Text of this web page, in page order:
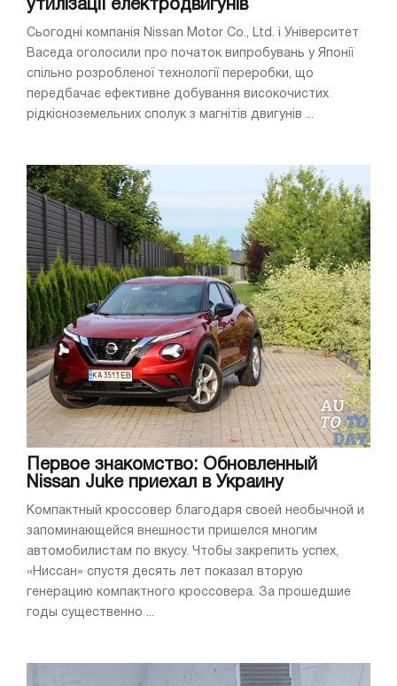
утилізації електродвигунів
Сьогодні компанія Nissan Motor Co., Ltd. і Університет
Васеда оголосили про початок випробувань у Японії
спільно розробленої технології переробки, що
передбачає ефективне добування високочистих
рідкісноземельних сполук з магнітів двигунів ...
Первое знакомство: Обновленный
Nissan Juke приехал в Украину
Компактный кроссовер благодаря своей необычной и
запоминающейся внешности пришелся многим
автомобилистам по вкусу. Чтобы закрепить успех,
«Ниссан» спустя десять лет показал вторую
генерацию компактного кроссовера. За прошедшие
годы существенно ...